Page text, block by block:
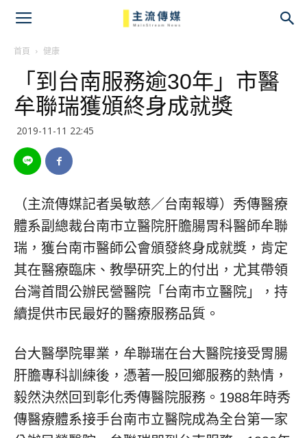
首頁 健康
「到台南服務逾30年」市醫
牟聯瑞獲頒終身成就獎
2019-11-11 22:45
（主流傳媒記者吳敏慈／台南報導）秀傳醫療
體系副總裁台南市立醫院肝膽腸胃科醫師牟聯
瑞，獲台南市醫師公會頒發終身成就獎，肯定
其在醫療臨床、教學研究上的付出，尤其帶領
台灣首間公辦民營醫院「台南市立醫院」，持
續提供市民最好的醫療服務品質。
台大醫學院畢業，牟聯瑞在台大醫院接受胃腸
肝膽專科訓練後，憑著一股回鄉服務的熱情，
毅然決然回到彰化秀傳醫院服務。1988年時秀
傳醫療體系接手台南市立醫院成為全台第一家